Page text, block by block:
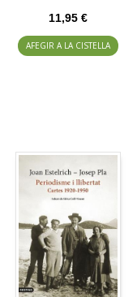
11,95 €
AFEGIR A LA CISTELLA